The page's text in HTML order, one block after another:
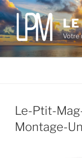
Aller
au
contenu
principal
Votre
Le-Ptit-
Montage-